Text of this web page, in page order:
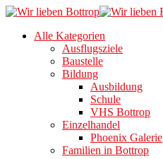
Alle Kategorien
Ausflugsziele
Baustelle
Bildung
Ausbildung
Schule
VHS Bottrop
Einzelhandel
Phoenix Galerie
Familien in Bottrop